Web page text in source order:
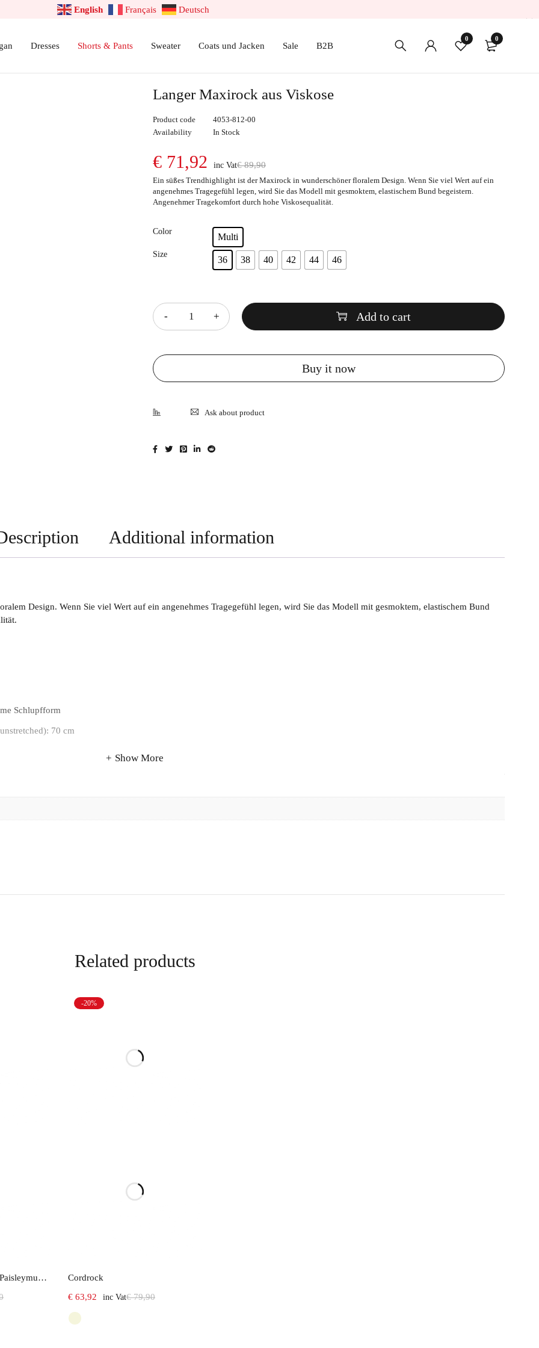
English Français Deutsch
Dresses Shorts & Pants Sweater Coats und Jacken Sale B2B
0 0
Langer Maxirock aus Viskose
Product code
4053-812-00
Availability
In Stock
€89,90
€ 71,92
inc Vat
Ein süßes Trendhighlight ist der Maxirock in wunderschöner floralem Design. Wenn Sie viel Wert auf ein
angenehmes Tragegefühl legen, wird Sie das Modell mit gesmoktem, elastischem Bund begeistern.
Angenehmer Tragekomfort durch hohe Viskosequalität.
Color
Multi
Size
36 38 40 42 44 46
Add to cart
Buy it now
Ask about product
Additional information
Design. Wenn Sie viel Wert auf ein angenehmes Tragegefühl legen, wird Sie das Modell mit gesmoktem, elastischem Bund
Schlupfform
70 cm
Show More
Related products
Hose aus Viskose mit Paisleymuster
-20%
Cordrock
€79,90
€ 63,92 inc Vat